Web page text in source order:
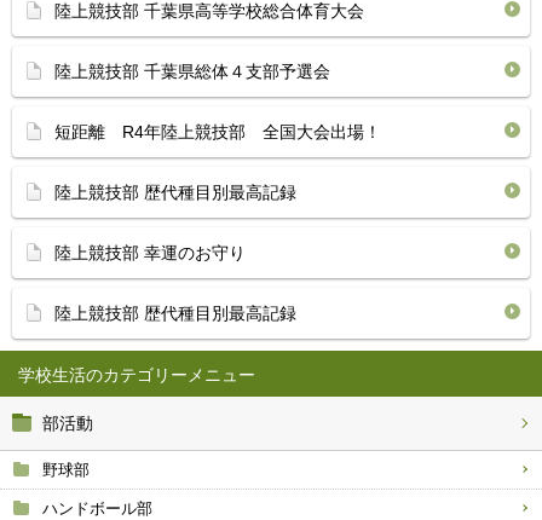
学校生活
部活動
野球部
ハンドボール部
陸上競技部 千葉県高等学校総合体育大会
陸上競技部 千葉県総体４支部予選会
短距離 R4年陸上競技部 全国大会出場！
陸上競技部 歴代種目別最高記録
陸上競技部 幸運のお守り
陸上競技部 歴代種目別最高記録